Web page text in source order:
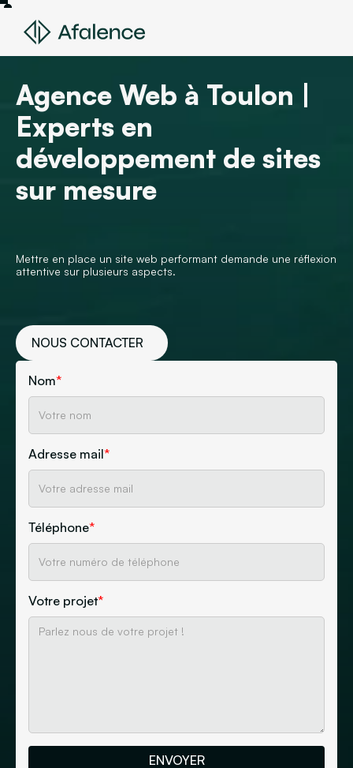
Agence Web à Toulon |
Experts en
développement de sites
sur mesure
Mettre en place un site web performant demande une réflexion
attentive sur plusieurs aspects.
NOUS CONTACTER
Nom*
Adresse mail*
Téléphone*
Votre projet*